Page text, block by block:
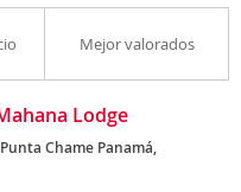
Mejor valorados
Lodge
Chame Panamá,